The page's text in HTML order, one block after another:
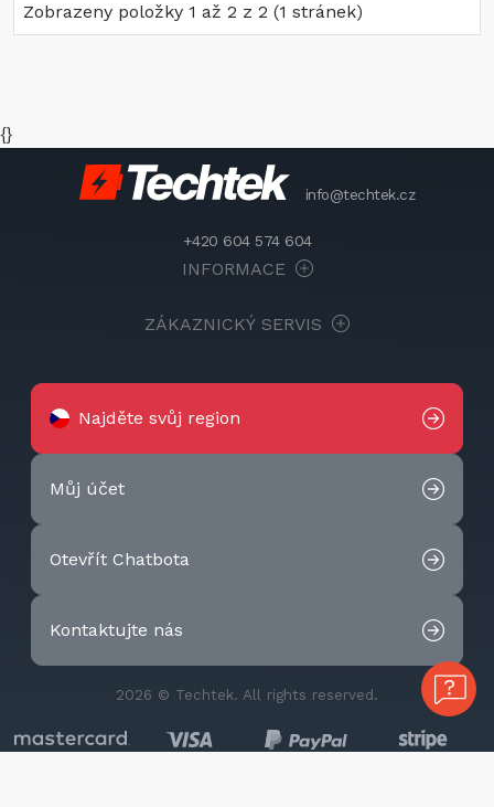
Zobrazeny položky 1 až 2 z 2 (1 stránek)
{}
info@techtek.cz
+420 604 574 604
INFORMACE
ZÁKAZNICKÝ SERVIS
Najděte svůj region
Můj účet
Otevřít Chatbota
Kontaktujte nás
2026 © Techtek. All rights reserved.